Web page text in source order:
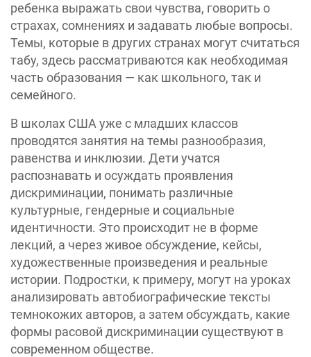
ребенка выражать свои чувства, говорить о
страхах, сомнениях и задавать любые вопросы.
Темы, которые в других странах могут считаться
табу, здесь рассматриваются как необходимая
часть образования — как школьного, так и
семейного.
В школах США уже с младших классов
проводятся занятия на темы разнообразия,
равенства и инклюзии. Дети учатся
распознавать и осуждать проявления
дискриминации, понимать различные
культурные, гендерные и социальные
идентичности. Это происходит не в форме
лекций, а через живое обсуждение, кейсы,
художественные произведения и реальные
истории. Подростки, к примеру, могут на уроках
анализировать автобиографические тексты
темнокожих авторов, а затем обсуждать, какие
формы расовой дискриминации существуют в
современном обществе.